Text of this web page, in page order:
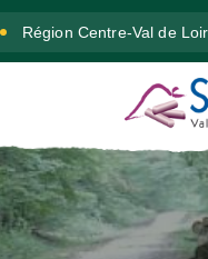
Région Centre-Val de